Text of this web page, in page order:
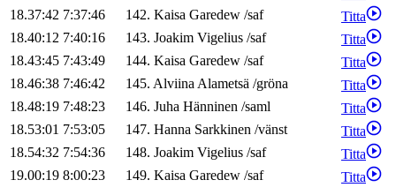
18.37:42 7:37:46 142. Kaisa Garedew /saf
Titta
18.40:12 7:40:16 143. Joakim Vigelius /saf
Titta
18.43:45 7:43:49 144. Kaisa Garedew /saf
Titta
18.46:38 7:46:42 145. AlviinaAlametsä /gröna
Titta
18.48:19 7:48:23 146. Juha Hänninen /saml
Titta
18.53:01 7:53:05 147. Hanna Sarkkinen /vänst
Titta
18.54:32 7:54:36 148. Joakim Vigelius /saf
Titta
19.00:19 8:00:23 149. Kaisa Garedew /saf Titta